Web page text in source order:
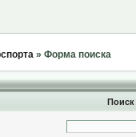
» Форма поиска